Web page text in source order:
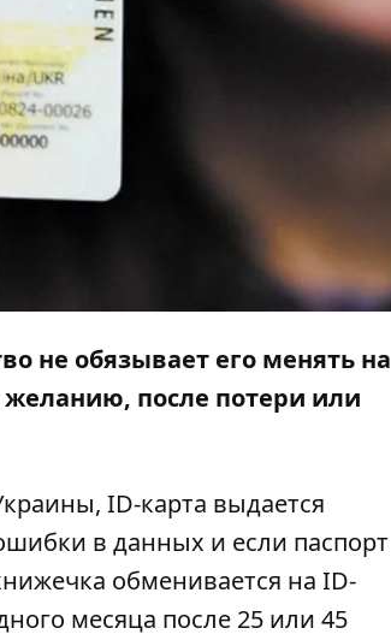
не обязывает его менять на
после потери или
, ID-карта выдается
в данных и если паспорт
обменивается на ID-
месяца после 25 или 45